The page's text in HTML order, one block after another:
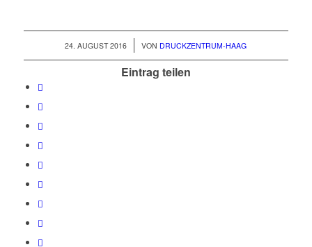
24. AUGUST 2016
/ VON DRUCKZENTRUM-HAAG
Eintrag teilen